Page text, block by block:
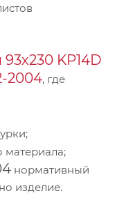
KP14D
2004, где
материала;
нормативный
изделие.